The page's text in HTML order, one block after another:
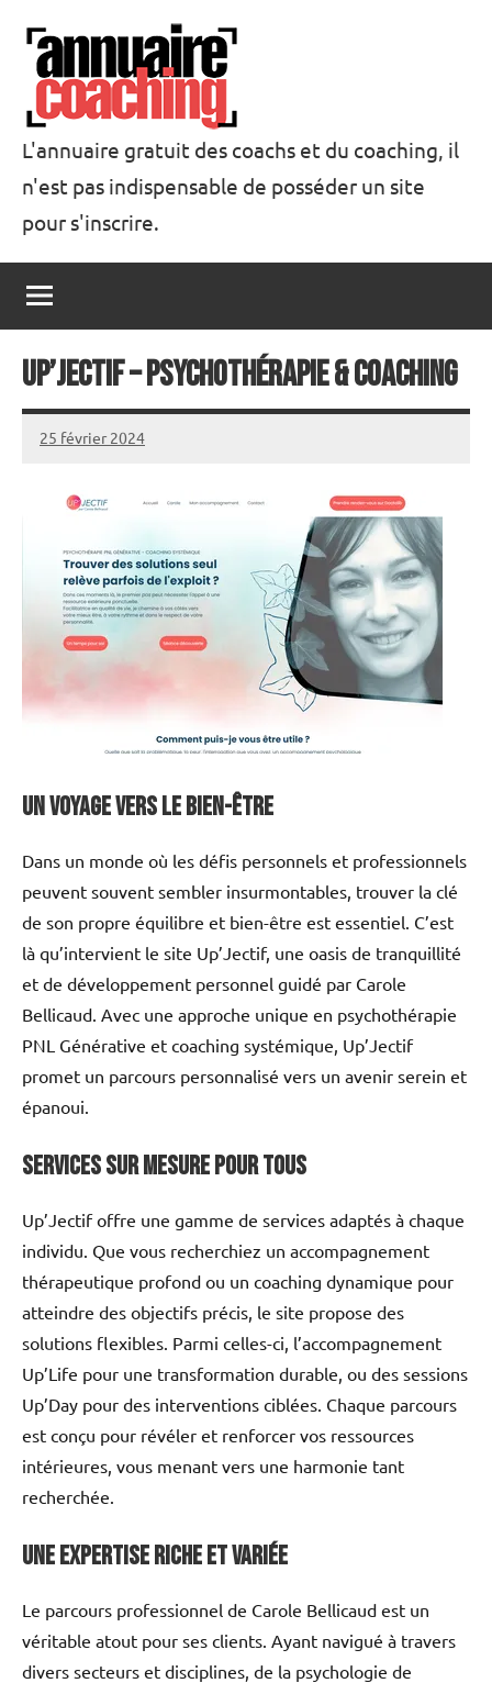
contenu
Annuaire
Coaching
L'annuaire gratuit des coachs et du coaching, il
n'est pas indispensable de posséder un site
pour s'inscrire.
Up’jectif – Psychothérapie & Coaching
25 février 2024
annuairecoaching
Un voyage vers le bien-être
Dans un monde où les défis personnels et professionnels
peuvent souvent sembler insurmontables, trouver la clé
de son propre équilibre et bien-être est essentiel. C’est
là qu’intervient le site Up’Jectif, une oasis de tranquillité
et de développement personnel guidé par Carole
Bellicaud. Avec une approche unique en psychothérapie
PNL Générative et coaching systémique, Up’Jectif
promet un parcours personnalisé vers un avenir serein et
épanoui.
Services sur mesure pour tous
Up’Jectif offre une gamme de services adaptés à chaque
individu. Que vous recherchiez un accompagnement
thérapeutique profond ou un coaching dynamique pour
atteindre des objectifs précis, le site propose des
solutions flexibles. Parmi celles-ci, l’accompagnement
Up’Life pour une transformation durable, ou des sessions
Up’Day pour des interventions ciblées. Chaque parcours
est conçu pour révéler et renforcer vos ressources
intérieures, vous menant vers une harmonie tant
recherchée.
Une expertise riche et variée
Le parcours professionnel de Carole Bellicaud est un
véritable atout pour ses clients. Ayant navigué à travers
divers secteurs et disciplines, de la psychologie de